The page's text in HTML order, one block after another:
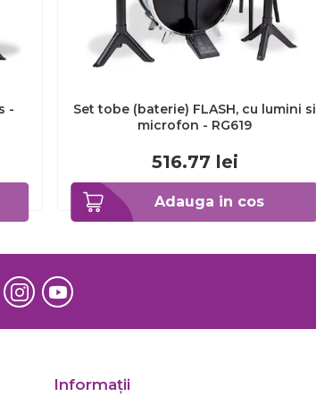
-
Adauga in cos
Set tobe (baterie) FLASH, cu lumini si
microfon - RG619
516.77 lei
Informaţii